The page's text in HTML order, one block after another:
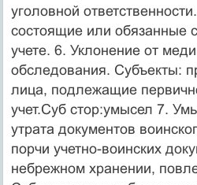
уголовной
состоящие или обязанные
учете. 6. Уклонение от
обследования. Субъекты:
лица, подлежащие
учет.Суб стор:умысел 7.
утрата документов
порчи учетно-воинских
небрежном хранении,